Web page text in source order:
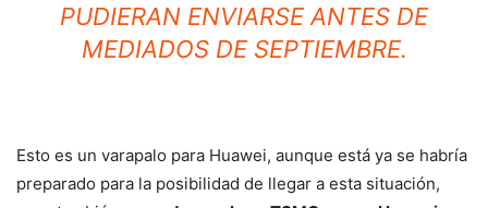
PUDIERAN ENVIARSE ANTES DE
MEDIADOS DE SEPTIEMBRE.
Esto es un varapalo para Huawei, aunque está ya se habría
preparado para la posibilidad de llegar a esta situación,